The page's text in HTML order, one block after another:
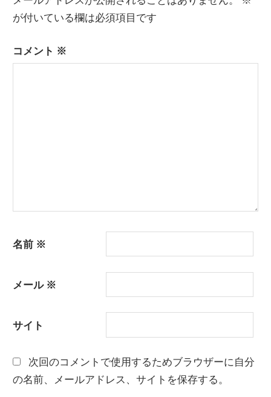
ゲ
シ
が付いている欄は必須項目です
コメント ※
名前 ※
メール ※
サイト
次回のコメントで使用するためブラウザーに自分
の名前、メールアドレス、サイトを保存する。